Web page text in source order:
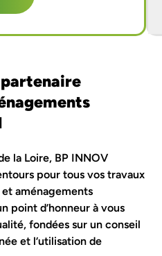
la Loire, BP INNOV
pour tous vos travaux
aménagements
point d’honneur à vous
fondées sur un conseil
et l’utilisation de